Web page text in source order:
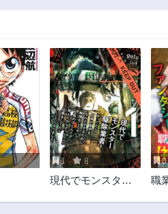
第15話
第10話
1年前
第6話
1年前
第2話
1年前
1 8
現代でモンスター
職